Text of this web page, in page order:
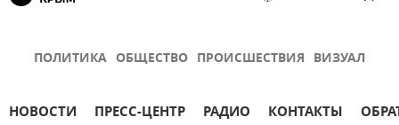
ПОЛИТИКА ОБЩЕСТВО ПРОИСШЕСТВИЯ ВИЗУАЛ
НОВОСТИ ПРЕСС-ЦЕНТР РАДИО КОНТАКТЫ